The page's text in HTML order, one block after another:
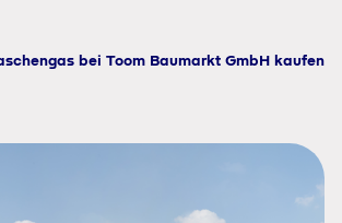
bei Toom Baumarkt GmbH kaufen